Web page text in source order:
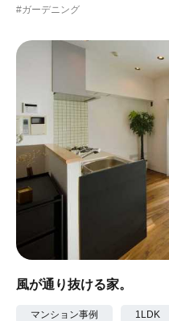
#ガーデニング
風が通り抜ける家。
マンション事例 1LDK